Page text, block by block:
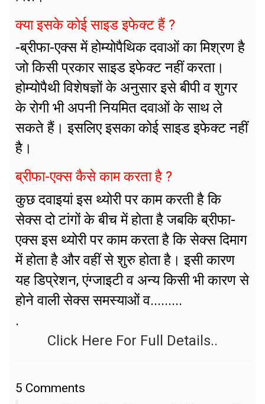
क्या इसके कोई साइड इफेक्ट हैं ?
-ब्रीफा-एक्स में होम्योपैथिक दवाओं का मिश्रण है
जो किसी प्रकार साइड इफेक्ट नहीं करता।
होम्योपैथी विशेषज्ञों के अनुसार इसे बीपी व शुगर
के रोगी भी अपनी नियमित दवाओं के साथ ले
सकते हैं। इसलिए इसका कोई साइड इफेक्ट नहीं
है।
ब्रीफा-एक्स कैसे काम करता है ?
कुछ दवाइयां इस थ्योरी पर काम करती है कि
सेक्स दो टांगों के बीच में होता है जबकि ब्रीफा-
एक्स इस थ्योरी पर काम करता है कि सेक्स दिमाग
में होता है और वहीं से शुरु होता है। इसी कारण
यह डिप्रेशन, एंग्जाइटी व अन्य किसी भी कारण से
होने वाली सेक्स समस्याओं व.........
.
Click Here For Full Details..
5 Comments